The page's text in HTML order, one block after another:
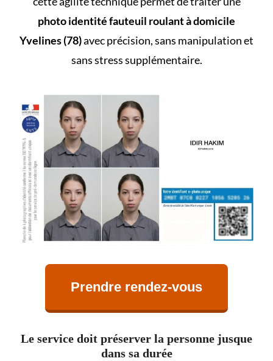
photo identité fauteuil roulant à domicile
Yvelines (78)avec précision, sans manipulation et
sans stress supplémentaire.
Prendre rendez-vous
Le service doit préserver la personne jusque
dans sa durée